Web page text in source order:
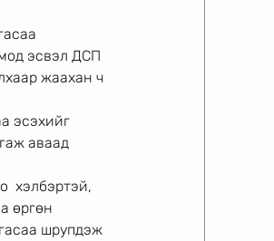
эсвэл ДСП
жаахан ч
эсэхийг
аваад
хэлбэртэй,
өргөн
шрупдэж